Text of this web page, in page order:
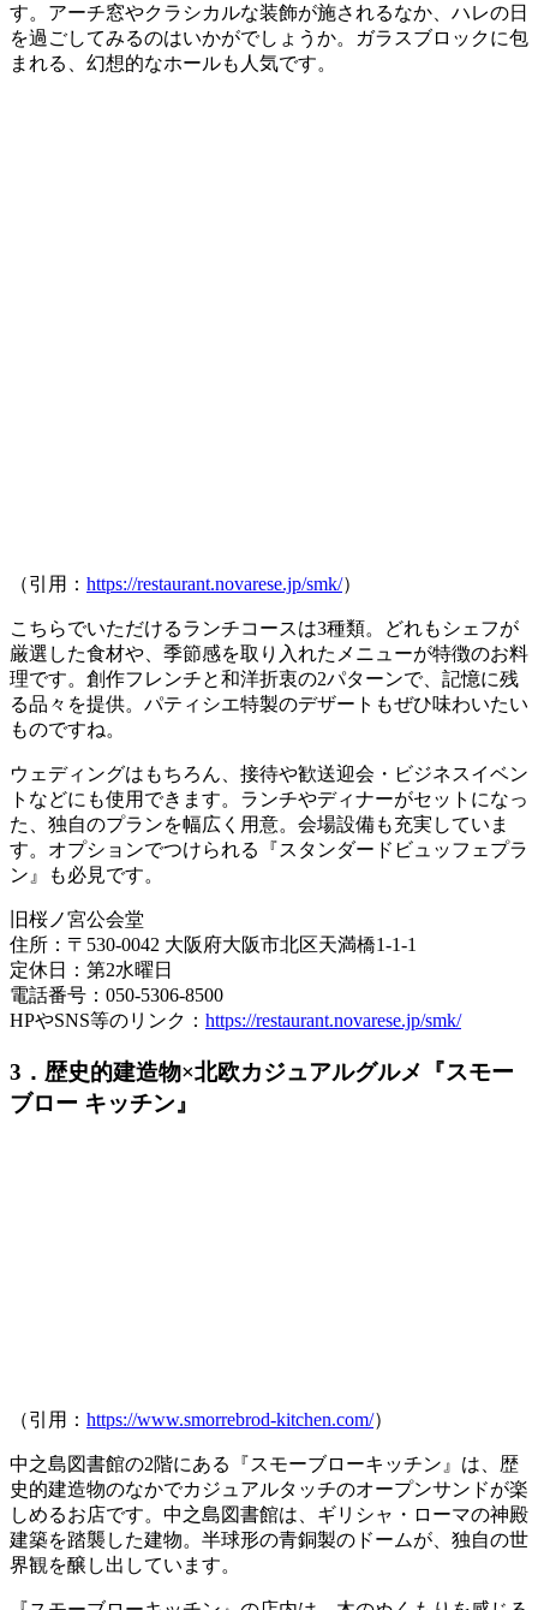
す。アーチ窓やクラシカルな装飾が施されるなか、ハレの日
を過ごしてみるのはいかがでしょうか。
ガラスブロックに包
まれる、幻想的なホールも人 気です。
（引用： https://restaurant.novarese.jp/smk/）
こちらでいただけるランチコースは3種類。どれもシェフが
厳選した食材や、季節感を取り入れたメニューが特徴のお料
理です。 創作フレンチと和洋折衷の2パターンで、記憶に残
る品々を提供。パティシエ特製のデザートもぜひ味わいたい
ものですね。
ウェディングはもちろん、接待や歓送迎会・ビジネスイベン
トなどにも使用できます。ランチやディナーがセットになっ
た、独自のプランを幅広く用意。会場設備も充実していま
す。オプションでつけられる『スタンダードビュッフェプラ
ン 』も必見です。
旧桜ノ宮公会堂
住所：〒530-0042 大阪府大阪市北区天満橋1-1-1
定休日：第2水曜日
電話番号：050-5306-8500
HPやSNS等のリンク： https://restaurant.novarese.jp/smk/
3．歴史的建造物×北欧カジュアルグルメ『スモー
ブロー キッチン』
（引用： https://www.smorrebrod-kitchen.com/）
中之島図書館の2階にある『スモーブローキッチン』は、 歴
史的建造物のなかでカジュアルタッチのオープンサンドが楽
しめるお店です。中之島図書館は、ギリシャ・ローマの神殿
建築を踏襲した建物。半球形の青銅製のドームが、独自の世
界観を醸し出しています。